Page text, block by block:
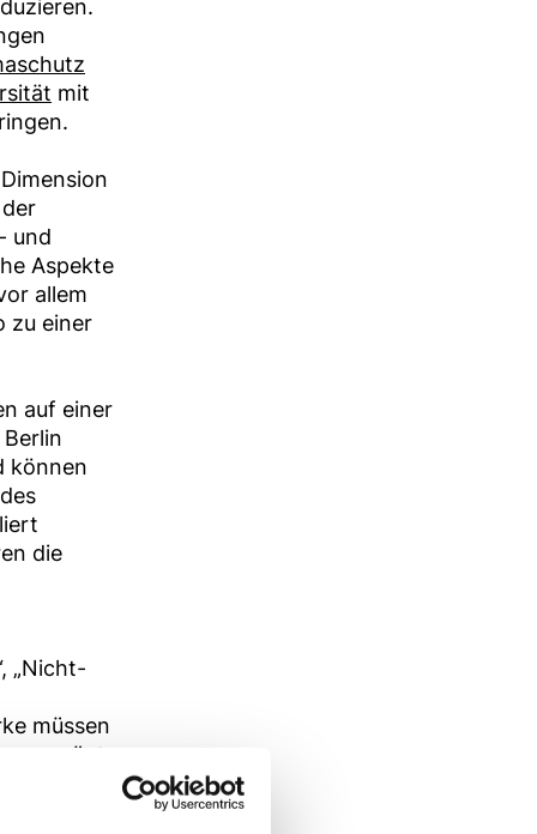
⁠ mit
und
Aspekte
allem
zu einer
auf einer
können
die
„Nicht-
müssen
genügt